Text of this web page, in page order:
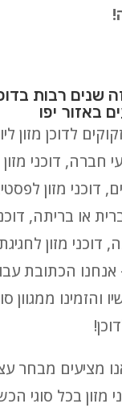
שנים רבות
באזור יפו
לדוכן מזון
חברה, דוכני
דוכני מזון
או בריתה,
דוכני מזון
אנחנו הכתובת
והזמינו ממגוון
מציעים מבחר
מזון בכל סוגי